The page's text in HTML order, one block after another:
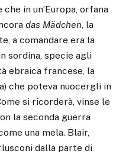
in un’Europa, orfana
das Mädchen , la
a comandare era la
sordina, specie agli
ebraica francese, la
che poteva nuocergli in
si ricorderà, vinse le
la seconda guerra
una mela. Blair,
dalla parte di